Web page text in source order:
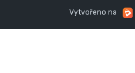
Vytvořeno na